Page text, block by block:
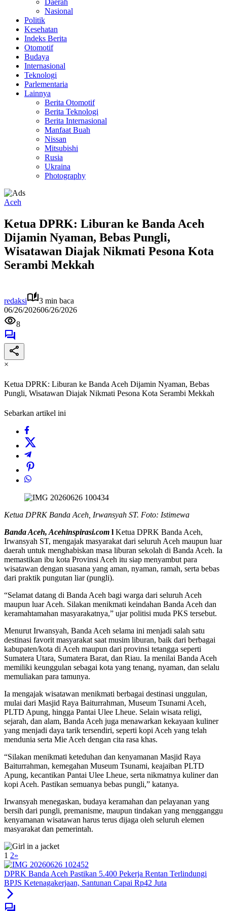
Daerah
Nasional
Politik
Kesehatan
Indeks Berita
Otomotif
Budaya
Internasional
Teknologi
Parlementaria
Lainnya
Berita Otomotif
Berita Teknologi
Berita Internasional
Manfaat Buah
Nissan
Mitsubishi
Rusia
Ukraina
Photography
Aceh
Ketua DPRK: Liburan ke Banda Aceh
Dijamin Nyaman, Bebas Pungli,
Wisatawan Diajak Nikmati Pesona Kota
Serambi Mekkah
redaksi
3 min baca
06/26/202606/26/2026
8
×
Ketua DPRK: Liburan ke Banda Aceh Dijamin Nyaman, Bebas
Pungli, Wisatawan Diajak Nikmati Pesona Kota Serambi Mekkah
Sebarkan artikel ini
Ketua DPRK Banda Aceh, Irwansyah ST. Foto: Istimewa
Banda Aceh, Acehinspirasi.com l Ketua DPRK Banda Aceh,
Irwansyah ST, mengajak masyarakat dari seluruh Aceh maupun luar
daerah untuk menghabiskan masa liburan sekolah di Banda Aceh. Ia
memastikan ibu kota Provinsi Aceh itu siap menyambut para
wisatawan dengan suasana yang aman, nyaman, ramah, serta bebas
dari praktik pungutan liar (pungli).
“Selamat datang di Banda Aceh bagi warga dari seluruh Aceh
maupun luar Aceh. Silakan menikmati keindahan Banda Aceh dan
keramahtamahan masyarakatnya,” ujar politisi muda PKS tersebut.
Menurut Irwansyah, Banda Aceh selama ini menjadi salah satu
destinasi favorit masyarakat saat musim liburan, baik dari berbagai
kabupaten/kota di Aceh maupun dari provinsi tetangga seperti
Sumatera Utara, Sumatera Barat, dan Riau. Ia menilai Banda Aceh
memiliki keunggulan sebagai kota yang tenang, nyaman, dan selalu
memuliakan para tamunya.
Ia mengajak wisatawan menikmati berbagai destinasi unggulan,
mulai dari Masjid Raya Baiturrahman, Museum Tsunami Aceh,
PLTD Apung, hingga Pantai Ulee Lheue. Selain wisata religi,
sejarah, dan alam, Banda Aceh juga menawarkan kekayaan kuliner
yang menjadi daya tarik tersendiri, seperti kopi Aceh yang telah
mendunia serta Mie Aceh dengan cita rasa khas.
“Silakan menikmati keteduhan dan kenyamanan Masjid Raya
Baiturrahman, kemegahan Museum Tsunami, keajaiban PLTD
Apung, kecantikan Pantai Ulee Lheue, serta nikmatnya kuliner dan
kopi Aceh. Pastikan semuanya bebas pungli,” katanya.
Irwansyah menegaskan, budaya keramahan dan pelayanan yang
bersih dari pungli, premanisme, maupun tindakan yang mengganggu
kenyamanan wisatawan harus terus dijaga oleh seluruh elemen
masyarakat dan pemerintah.
1 2»
DPRK Banda Aceh Pastikan 5.400 Pekerja Rentan Terlindungi
BPJS Ketenagakerjaan, Santunan Capai Rp42 Juta